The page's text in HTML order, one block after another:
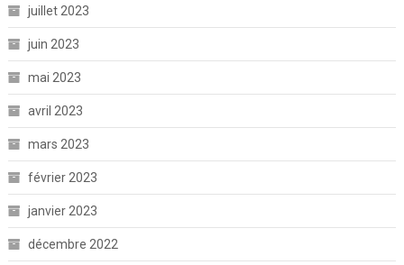
juillet 2023
juin 2023
mai 2023
avril 2023
mars 2023
février 2023
janvier 2023
décembre 2022